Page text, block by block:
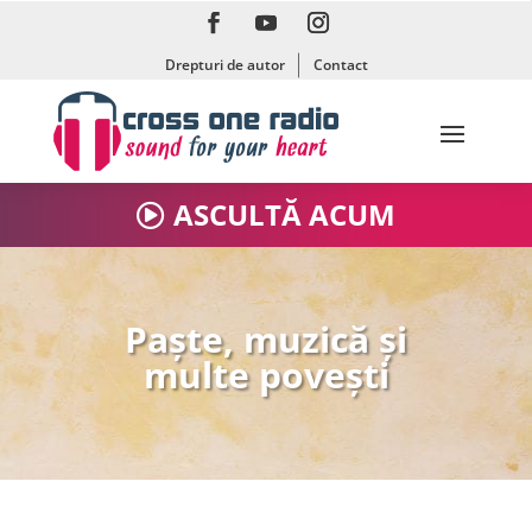
Drepturi de autor Contact
ASCULTĂ ACUM
Paște, muzică și
multe povești